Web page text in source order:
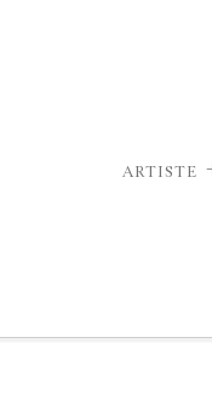
ARTISTE